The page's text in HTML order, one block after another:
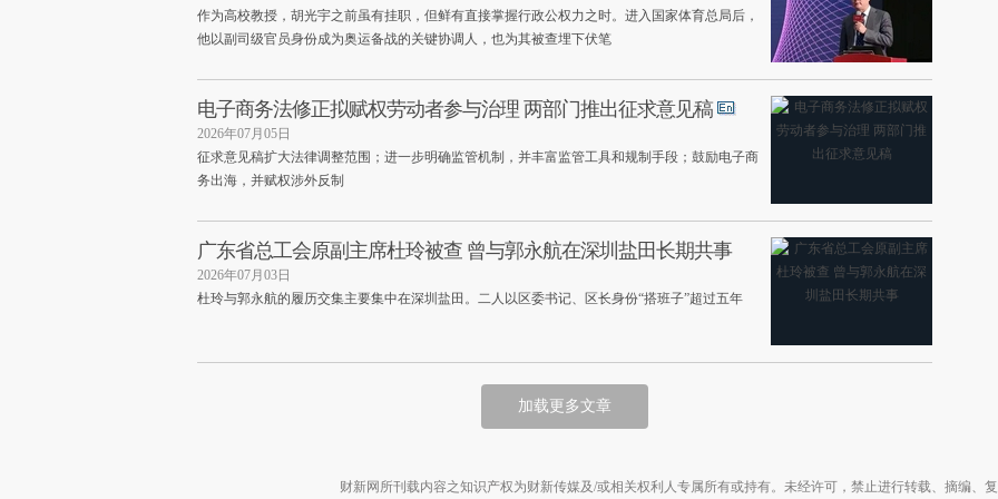
作为高校教授，胡光宇之前虽有挂职，但鲜有直接掌握行政公权力之时。进入国家体育总局后，
他以副司级官员身份成为奥运备战的关键协调人，也为其被查埋下伏笔
电子商务法修正拟赋权劳动者参与治理 两部门推出征求意见稿
2026年07月05日
征求意见稿扩大法律调整范围；进一步明确监管机制，并丰富监管工具和规制手段；鼓励电子商
务出海，并赋权涉外反制
广东省总工会原副主席杜玲被查 曾与郭永航在深圳盐田长期共事
2026年07月03日
杜玲与郭永航的履历交集主要集中在深圳盐田。二人以区委书记、区长身份“搭班子”超过五年
加载更多文章
财新网所刊载内容之知识产权为财新传媒及/或相关权利人专属所有或持有。未经许可，禁止进行转载、摘编、复